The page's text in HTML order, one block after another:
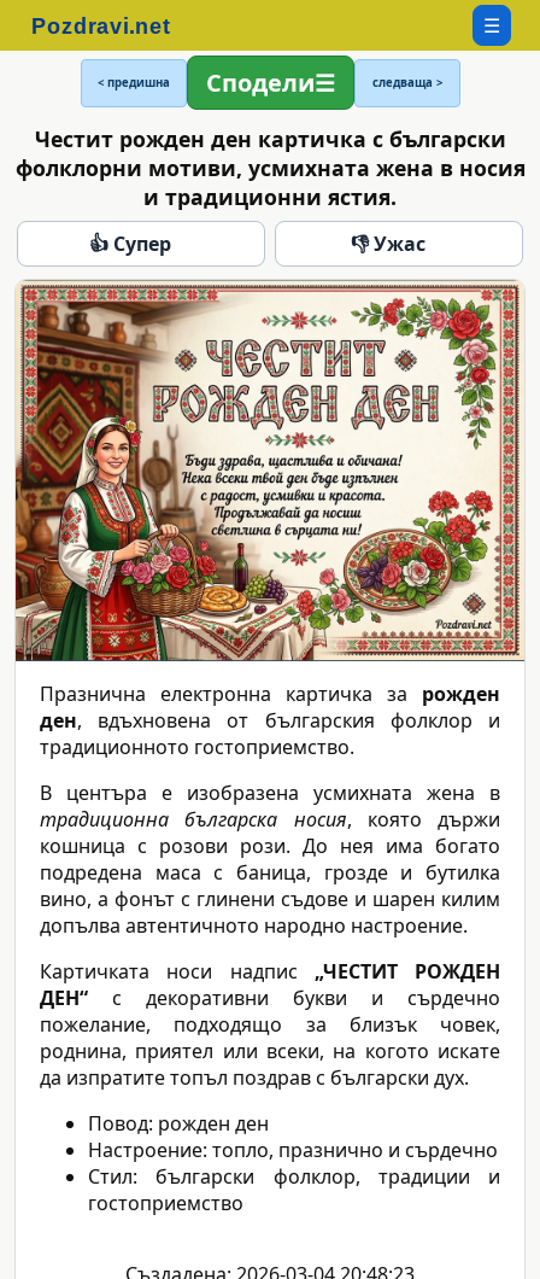
☰
< предишна Сподели следваща >
Честит рожден ден картичка с български
фолклорни мотиви, усмихната жена в носия
и традиционни ястия.
👍 Супер 👎 Ужас
Празнична електронна картичка за рожден
ден, вдъхновена от българския фолклор и
традиционното гостоприемство.
В центъра е изобразена усмихната жена в
традиционна българска носия, която държи
кошница с розови рози. До нея има богато
подредена маса с баница, грозде и бутилка
вино, а фонът с глинени съдове и шарен килим
допълва автентичното народно настроение.
Картичката носи надпис „ЧЕСТИТ РОЖДЕН
ДЕН“ с декоративни букви и сърдечно
пожелание, подходящо за близък човек,
роднина, приятел или всеки, на когото искате
да изпратите топъл поздрав с български дух.
Повод: рожден ден
Настроение: топло, празнично и сърдечно
Стил: български фолклор, традиции и
гостоприемство